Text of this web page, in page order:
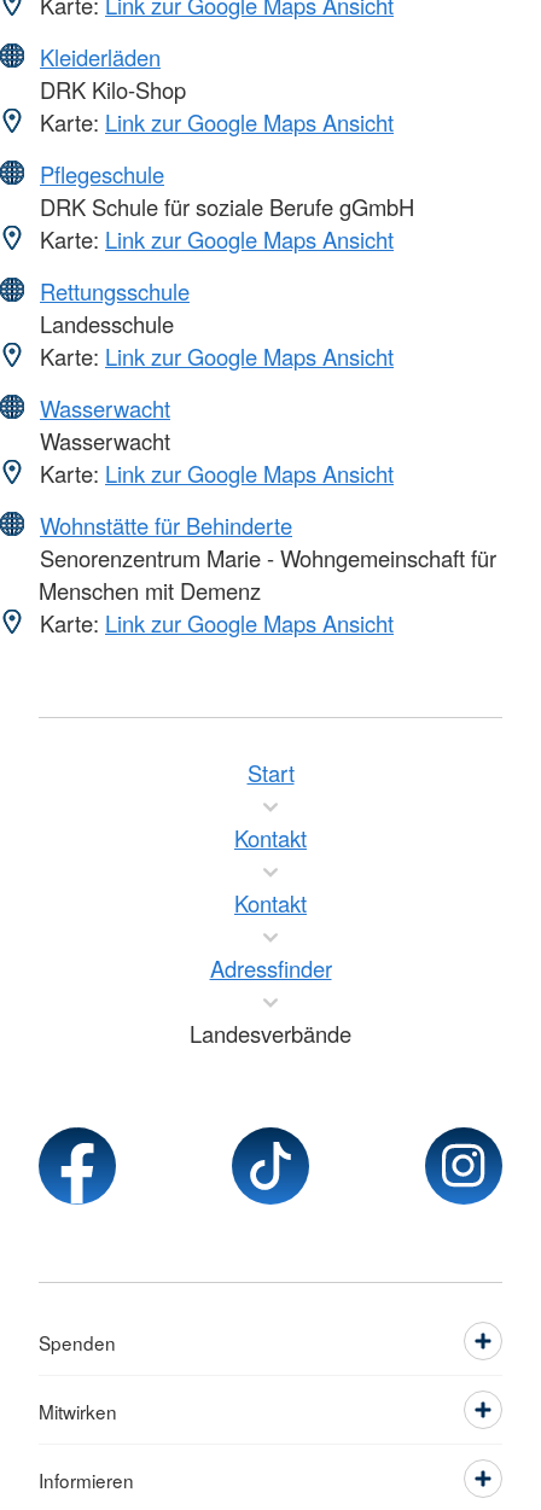
Kleiderläden
DRK Kilo-Shop
Karte: Link zur Google Maps Ansicht
Pflegeschule
DRK Schule für soziale Berufe gGmbH
Karte: Link zur Google Maps Ansicht
Rettungsschule
Landesschule
Karte: Link zur Google Maps Ansicht
Wasserwacht
Wasserwacht
Karte: Link zur Google Maps Ansicht
Wohnstätte für Behinderte
Senorenzentrum Marie - Wohngemeinschaft für
Menschen mit Demenz
Karte: Link zur Google Maps Ansicht
Start
Kontakt
Kontakt
Adressfinder
Landesverbände
Spenden
Mitwirken
Informieren